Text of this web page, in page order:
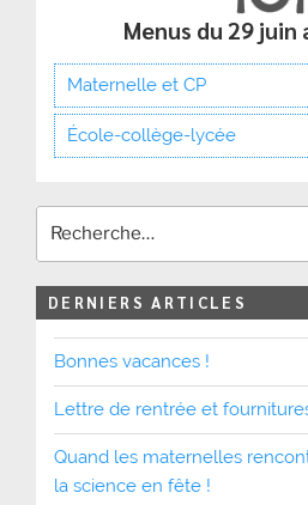
Menus du 29
Maternelle et CP
École-collège-lycée
DERNIERS ARTICLES
Bonnes vacances !
Lettre de rentrée et
Quand les maternelles
la science en fête !